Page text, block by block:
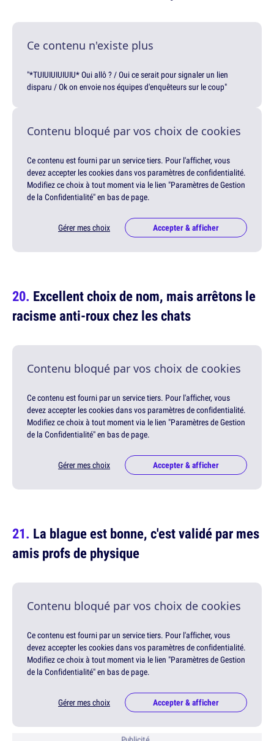
Ce contenu n'existe plus
"*TUIUIUIUIUIU* Oui allô ? / Oui ce serait pour signaler un lien
disparu / Ok on envoie nos équipes d'enquêteurs sur le coup"
Contenu bloqué par vos choix de cookies
Ce contenu est fourni par un service tiers. Pour l'afficher, vous
devez accepter les cookies dans vos paramètres de confidentialité.
Modifiez ce choix à tout moment via le lien "Paramètres de Gestion
de la Confidentialité" en bas de page.
Gérer mes choix Accepter & afficher
Excellent choix de nom, mais arrêtons le
racisme anti-roux chez les chats
Contenu bloqué par vos choix de cookies
Ce contenu est fourni par un service tiers. Pour l'afficher, vous
devez accepter les cookies dans vos paramètres de confidentialité.
Modifiez ce choix à tout moment via le lien "Paramètres de Gestion
de la Confidentialité" en bas de page.
Gérer mes choix Accepter & afficher
La blague est bonne, c'est validé par mes
amis profs de physique
Contenu bloqué par vos choix de cookies
Ce contenu est fourni par un service tiers. Pour l'afficher, vous
devez accepter les cookies dans vos paramètres de confidentialité.
Modifiez ce choix à tout moment via le lien "Paramètres de Gestion
de la Confidentialité" en bas de page.
Gérer mes choix Accepter & afficher